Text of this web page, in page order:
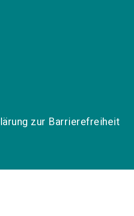
zur Barrierefreiheit